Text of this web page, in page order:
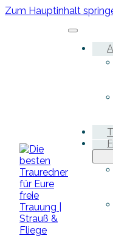
Zum Hauptinhalt